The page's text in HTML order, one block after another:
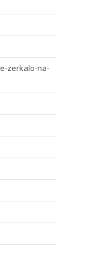
zerkalo-na-